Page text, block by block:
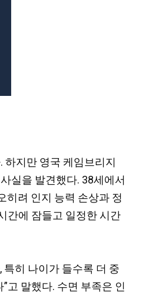
지만 영국 케임브리지
실을 발견했다. 38세에서
히려 인지 능력 손상과 정
간에 잠들고 일정한 시간
히 나이가 들수록 더 중
고 말했다. 수면 부족은 인